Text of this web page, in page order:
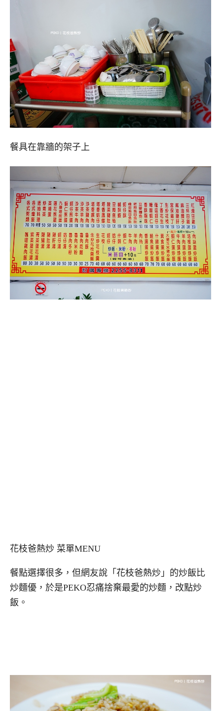
餐具在靠牆的架子上
花枝爸熱炒 菜單MENU
餐點選擇很多，但網友說「花枝爸熱炒」的炒飯比
炒麵優，於是PEKO忍痛捨棄最愛的炒麵，改點炒
飯。